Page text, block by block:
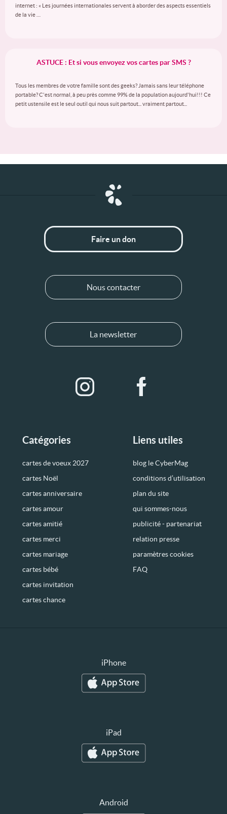
internet : « Les journées internationales servent à aborder des aspects essentiels
de la vie …
ASTUCE : Et si vous envoyez vos cartes par SMS ?
Tous les membres de votre famille sont des geeks? Jamais sans leur téléphone
portable? C'est normal, à peu près comme 99% de la population aujourd'hui!!! Ce
petit ustensile est le seul outil qui nous suit partout... vraiment partout...
Catégories
cartes de voeux 2027
cartes Noël
cartes anniversaire
cartes amour
cartes amitié
cartes merci
cartes mariage
cartes bébé
cartes invitation
cartes chance
Liens utiles
blog le CyberMag
conditions d’utilisation
plan du site
qui sommes-nous
publicité - partenariat
relation presse
paramètres cookies
FAQ
Faire un don
Nous contacter
La newsletter
iPhone
iPad
Android